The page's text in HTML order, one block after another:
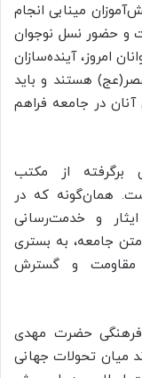
مینابی انجام
و حضور نسل نوجوان
امروز، آینده‌سازان
هستند و باید
در جامعه فراهم
برگرفته از مکتب
همان‌گونه که در
و خدمت‌رسانی
جامعه، به بستری
مقاومت و گسترش
حضرت مهدی
میان تحولات جهانی